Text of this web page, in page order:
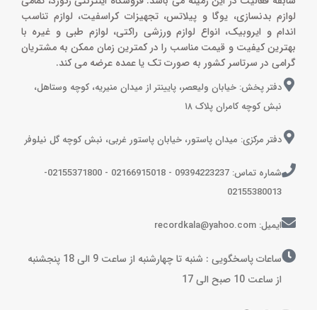
لوازم بدنسازی، یوگا و پیلاتس، تجهیزات کراسفیت، لوازم تناسب
اندام و ایروبیک، انواع لوازم ورزشی راکتی، لوازم طبی و غیره با
بهترین کیفیت و قیمت مناسب را در کمترین زمان ممکن به مشتریان
گرامی در سرتاسر کشور به صورت تک یا عمده عرضه می کند.
دفتر پخش: خیابان ولیعصر، پایینتر از میدان منیریه، کوچه وستاهل،
نبش کوچه کامران پلاک ۱۸
دفتر مرکزی: میدان پاستور، خیابان پاستور غربی، نبش کوچه گل نیلوفر
شماره تماس: 09394223237 - 02166915018 - 02155371800-
02155380013
ایمیل: recordkala@yahoo.com
ساعات پاسخگویی : شنبه تا چهارشنبه از ساعت 9 الی 18 پنجشنبه
از ساعت 10 صبح الی 17